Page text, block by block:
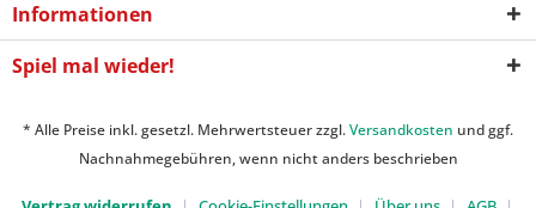
Informationen
Spiel mal wieder!
* Alle Preise inkl. gesetzl. Mehrwertsteuer zzgl.Versandkosten und ggf.
Nachnahmegebühren, wenn nicht anders beschrieben